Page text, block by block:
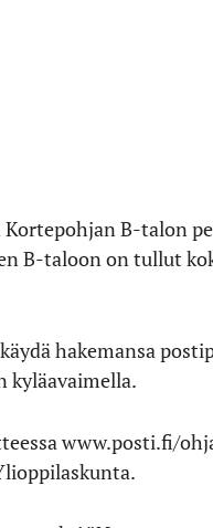
Kortepohjan B-talon
B-taloon on tullut
hakemansa
kyläavaimella.
www.posti.fi/